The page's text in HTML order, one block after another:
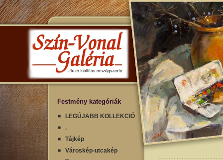
Festmény kategóriák
LEGÚJABB KOLLEKCIÓ
.
Tájkép
Városkép-utcakép